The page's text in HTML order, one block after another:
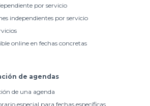
por servicio
independientes por servicio
online en fechas concretas
de agendas
de una agenda
especial para fechas específicas